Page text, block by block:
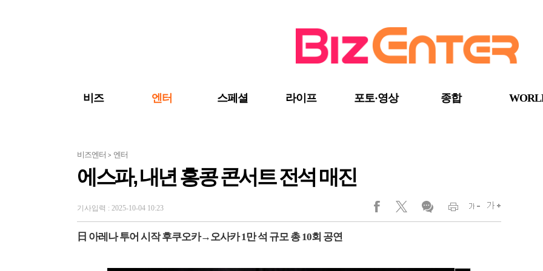
비즈 엔터 스페셜 라이프 포토·영상 종합
비즈엔터 > 엔터
에스파, 내년 홍콩 콘서트 전석 매진
기사입력 : 2025-10-04 10:23
日 아레나 투어 시작 후쿠오카→오사카 1만 석 규모 총 10회 공연